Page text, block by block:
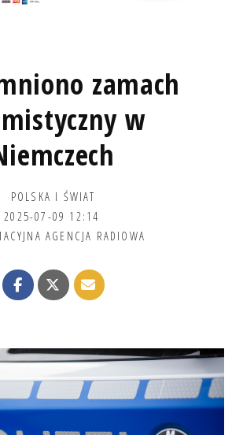
zamach
w
POLSKA I ŚWIAT
2025-07-09 12:14
AGENCJA RADIOWA